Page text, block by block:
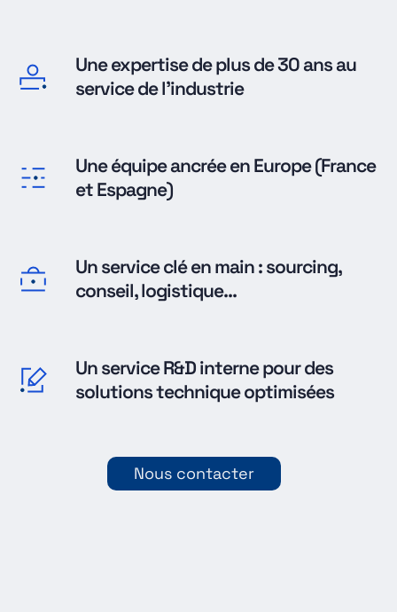
Une expertise de plus de 30 ans au
service de l'industrie
Une équipe ancrée en Europe (France
et Espagne)
Un service clé en main : sourcing,
conseil, logistique...
Un service R&D interne pour des
solutions technique optimisées
Nous contacter